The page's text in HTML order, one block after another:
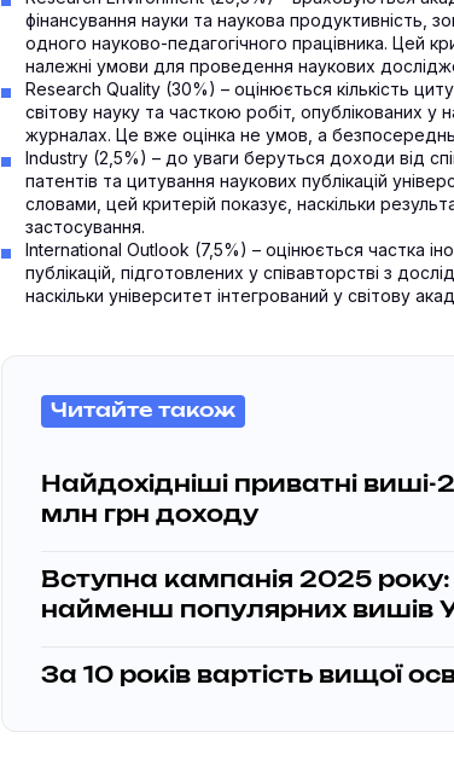
фінансування науки та наукова продуктивність,
одного науково-педагогічного працівника. Цей
належні умови для проведення наукових
Research Quality (30%) – оцінюється кількість
світову науку та часткою робіт, опублікованих
журналах. Це вже оцінка не умов, а
Industry (2,5%) – до уваги беруться доходи від
патентів та цитування наукових публікацій
словами, цей критерій показує, наскільки
застосування.
International Outlook (7,5%) – оцінюється частка
публікацій, підготовлених у співавторстві з
наскільки університет інтегрований у світову
Читайте також
Найдохідніші приватні
млн грн доходу
Вступна кампанія 2025
найменш популярних вишів
За 10 років вартість вищої